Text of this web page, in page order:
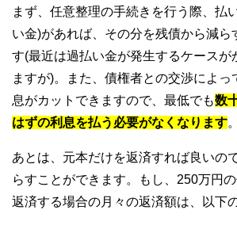
まず、任意整理の手続きを行う際、払
い金)があれば、その分を残債から減ら
す(最近は過払い金が発生するケースが
ますが)。また、債権者との交渉によっ
息がカットできますので、最低でも数
はずの利息を払う必要がなくなります。
あとは、元本だけを返済すれば良いの
らすことができます。もし、250万円
返済する場合の月々の返済額は、以下